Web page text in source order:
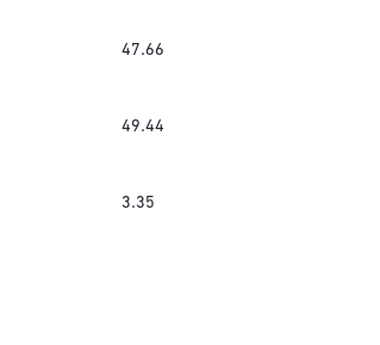
47.66
49.44
3.35